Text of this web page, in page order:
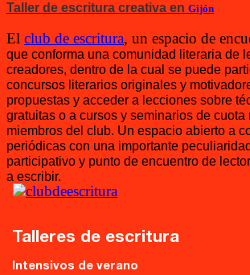
Taller de escritura creativa en Gijón
El club de escritura, un espacio de
que conforma una comunidad literaria de
creadores, dentro de la cual se puede
concursos literarios originales y
propuestas y acceder a lecciones sobre
gratuitas o a cursos y seminarios de cuota
miembros del club. Un espacio abierto a
periódicas con una importante
participativo y punto de encuentro de
a escribir.
Talleres de escritura
Intensivos de verano